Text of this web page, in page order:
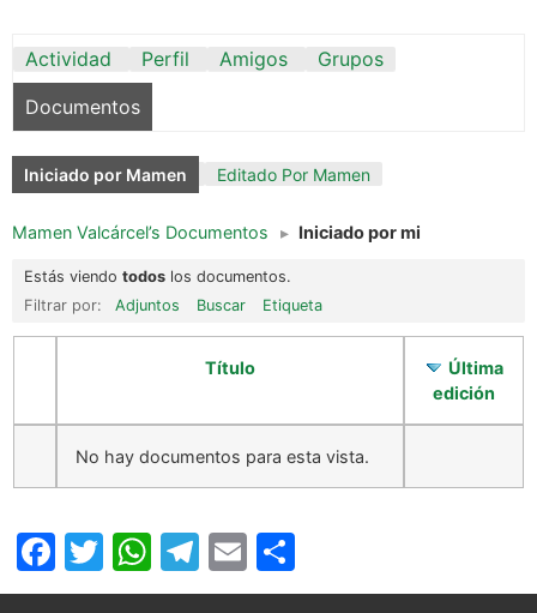
Actividad Perfil Amigos
Grupos
Documentos
Iniciado por Mamen Editado Por Mamen
Mamen Valcárcel’s Documentos ▸ Iniciado por mi
Estás viendo todos los documentos.
Filtrar por:
Adjuntos Buscar Etiqueta
Título
Última
edición
No hay documentos para esta vista.
Facebook
Twitter
WhatsApp
Telegram
Email